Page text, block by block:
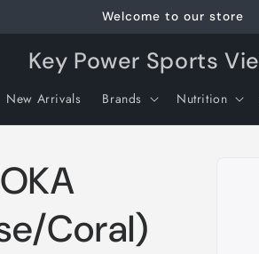
Welcome to our store
Key Power Sports
New Arrivals Brands Nutrition
Coral)